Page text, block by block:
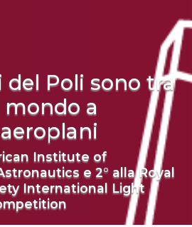
del Poli sono tra
a
Institute of
e 2° alla Royal
International Light